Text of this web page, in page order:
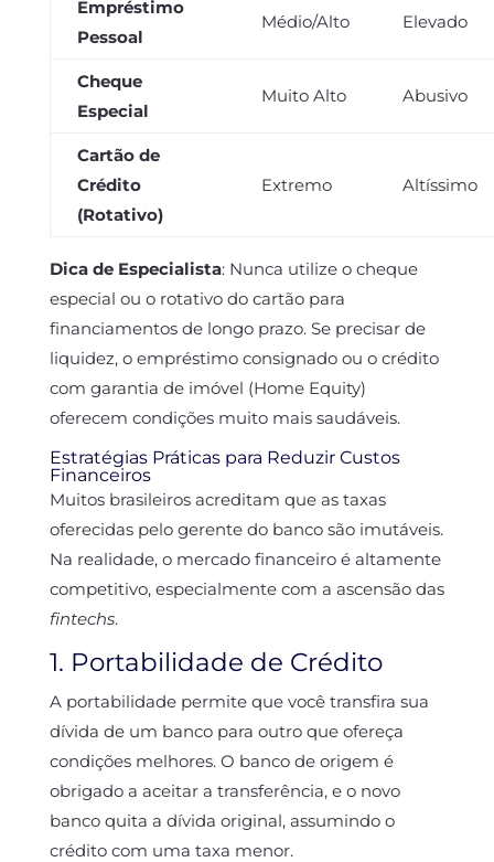
Empréstimo
Pessoal
Médio/Alto Elevado
Cheque
Especial
Muito Alto Abusivo
Cartão de
Crédito
(Rotativo)
Extremo Altíssimo
Dica de Especialista: Nunca utilize o cheque
especial ou o rotativo do cartão para
financiamentos de longo prazo. Se precisar de
liquidez, o empréstimo consignado ou o crédito
com garantia de imóvel (Home Equity)
oferecem condições muito mais saudáveis.
Estratégias Práticas para Reduzir Custos
Financeiros
Muitos brasileiros acreditam que as taxas
oferecidas pelo gerente do banco são imutáveis.
Na realidade, o mercado financeiro é altamente
competitivo, especialmente com a ascensão das
fintechs.
1. Portabilidade de Crédito
A portabilidade permite que você transfira sua
dívida de um banco para outro que ofereça
condições melhores. O banco de origem é
obrigado a aceitar a transferência, e o novo
banco quita a dívida original, assumindo o
crédito com uma taxa menor.